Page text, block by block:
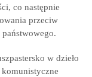
co następnie
przeciw
w dzieło
komunistyczne